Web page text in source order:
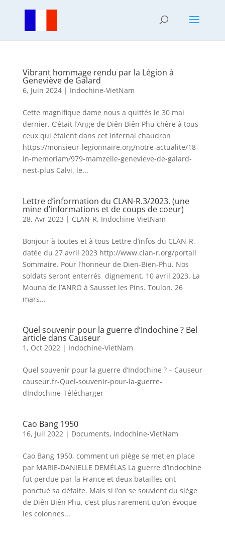
Vibrant hommage rendu par la Légion à
Geneviève de Galard
6, Juin 2024| Indochine-VietNam
Cette magnifique dame nous a quittés le 30 mai
dernier. C’était l’Ange de Diên Biên Phu chère à tous
ceux qui étaient dans cet infernal chaudron
https://monsieur-legionnaire.org/notre-actualite/18-
in-memoriam/979-mamzelle-genevieve-de-galard-
nest-plus Calvi, le...
Lettre d’information du CLAN-R.3/2023. (une
mine d’informations et de coups de coeur)
28, Avr 2023 | CLAN-R, Indochine-VietNam
Bonjour à toutes et à tous Lettre d’infos du CLAN-R,
datée du 27 avril 2023 http://www.clan-r.org/portail
Sommaire. Pour l’honneur de Dien-Bien-Phu. Nos
soldats seront enterrés dignement. 10 avril 2023. La
Mouna de l’ANRO à Sausset les Pins. Toulon. 26
mars...
Quel souvenir pour la guerre d’Indochine ? Bel
article dans Causeur
1, Oct 2022| Indochine-VietNam
Quel souvenir pour la guerre d’Indochine ? – Causeur
causeur.fr-Quel-souvenir-pour-la-guerre-
dIndochine-Télécharger
Cao Bang 1950
16, Juil 2022| Documents, Indochine-VietNam
Cao Bang 1950, comment un piège se met en place
par MARIE-DANIELLE DEMÉLAS La guerre d’Indochine
fut perdue par la France et deux batailles ont
ponctué sa défaite. Mais si l’on se souvient du siège
de Diên Biên Phu, c’est plus rarement qu’on évoque
les colonnes...